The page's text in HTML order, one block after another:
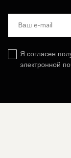
Я согласен
электронной